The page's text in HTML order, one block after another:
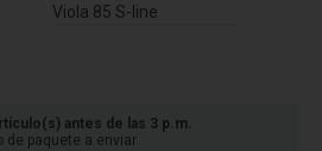
Viola 85 S-line
antes de las 3 p.m.
de paquete a enviar